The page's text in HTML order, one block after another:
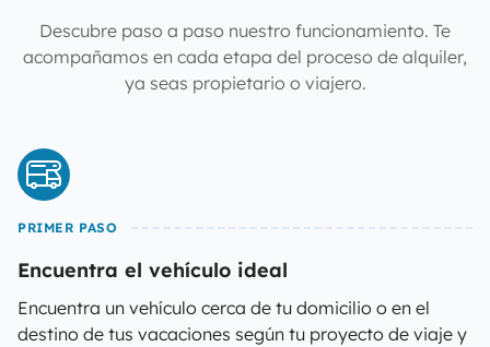
Descubre paso a paso nuestro funcionamiento. Te
acompañamos en cada etapa del proceso de alquiler,
ya seas propietario o viajero.
PRIMER PASO
Encuentra el vehículo ideal
Encuentra un vehículo cerca de tu domicilio o en el
destino de tus vacaciones según tu proyecto de viaje y